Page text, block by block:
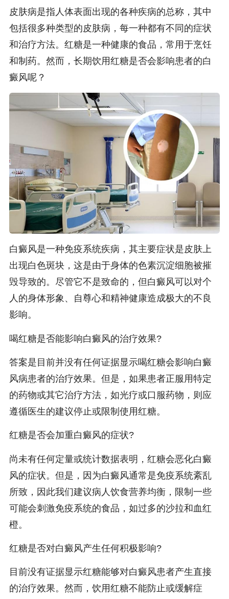
皮肤病是指人体表面出现的各种疾病的总称，其中
包括很多种类型的皮肤病，每一种都有不同的症状
和治疗方法。红糖是一种健康的食品，常用于烹饪
和制药。然而，长期饮用红糖是否会影响患者的白
癜风呢？
白癜风是一种免疫系统疾病，其主要症状是皮肤上
出现白色斑块，这是由于身体的色素沉淀细胞被摧
毁导致的。尽管它不是致命的，但白癜风可以对个
人的身体形象、自尊心和精神健康造成极大的不良
影响。
喝红糖是否能影响白癜风的治疗效果?
答案是目前并没有任何证据显示喝红糖会影响白癜
风病患者的治疗效果。但是，如果患者正服用特定
的药物或其它治疗方法，如光疗或口服药物，则应
遵循医生的建议停止或限制使用红糖。
红糖是否会加重白癜风的症状?
尚未有任何定量或统计数据表明，红糖会恶化白癜
风的症状。但是，因为白癜风通常是免疫系统紊乱
所致，因此我们建议病人饮食营养均衡，限制一些
可能会刺激免疫系统的食品，如过多的沙拉和血红
橙。
红糖是否对白癜风产生任何积极影响?
目前没有证据显示红糖能够对白癜风患者产生直接
的治疗效果。然而，饮用红糖不能防止或缓解症